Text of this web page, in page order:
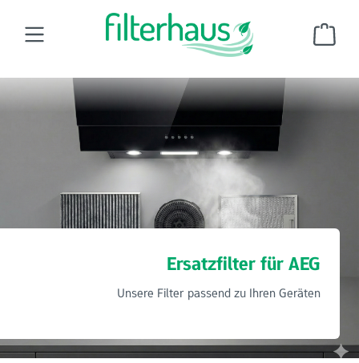
Zum Hauptinhalt springen
Dunstabzugshaubenfilter Ersatzfilter für AEG
Ersatzfilter für AEG
Unsere Filter passend zu Ihren Geräten